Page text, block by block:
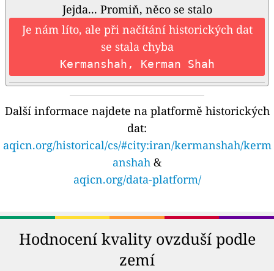
Jejda... Promiň, něco se stalo
Je nám líto, ale při načítání historických dat
se stala chyba
Kermanshah, Kerman Shah
Další informace najdete na platformě historických
dat:
aqicn.org/historical/cs/#city:iran/kermanshah/kerm
anshah &
aqicn.org/data-platform/
Hodnocení kvality ovzduší podle
zemí